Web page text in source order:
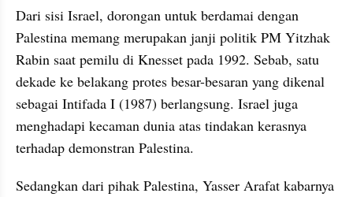
Dari sisi Israel, dorongan untuk berdamai dengan
Palestina memang merupakan janji politik PM Yitzhak
Rabin saat pemilu di Knesset pada 1992. Sebab, satu
dekade ke belakang protes besar-besaran yang dikenal
sebagai Intifada I (1987) berlangsung. Israel juga
menghadapi kecaman dunia atas tindakan kerasnya
terhadap demonstran Palestina.
Sedangkan dari pihak Palestina, Yasser Arafat kabarnya